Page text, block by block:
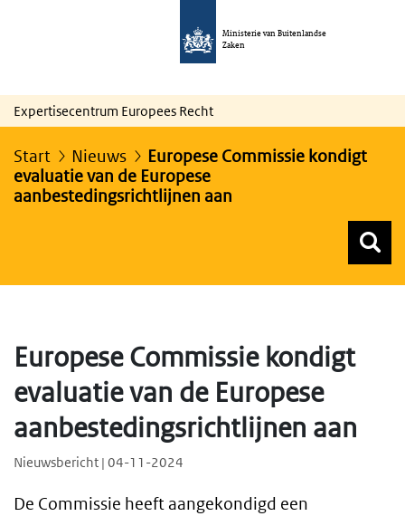
Ministerie van Buitenlandse
Zaken
Expertisecentrum Europees Recht
Start Nieuws
Europese Commissie kondigt
evaluatie van de Europese
aanbestedingsrichtlijnen aan
Europese Commissie kondigt
evaluatie van de Europese
aanbestedingsrichtlijnen aan
Nieuwsbericht | 04-11-2024
De Commissie heeft aangekondigd een